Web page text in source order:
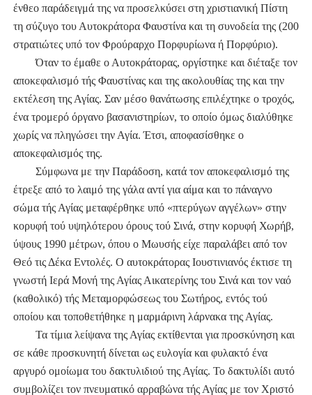
ένθεο παράδειγμά της να προσελκύσει στη χριστιανική Πίστη
τη σύζυγο του Αυτοκράτορα Φαυστίνα και τη συνοδεία της (200
στρατιώτες υπό τον Φρούραρχο Πορφυρίωνα ή Πορφύριο).
Όταν το έμαθε ο Αυτοκράτορας, οργίστηκε και διέταξε τον
αποκεφαλισμό τής Φαυστίνας και της ακολουθίας της και την
εκτέλεση της Αγίας. Σαν μέσο θανάτωσης επιλέχτηκε ο τροχός,
ένα τρομερό όργανο βασανιστηρίων, το οποίο όμως διαλύθηκε
χωρίς να πληγώσει την Αγία. Έτσι, αποφασίσθηκε ο
αποκεφαλισμός της.
Σύμφωνα με την Παράδοση, κατά τον αποκεφαλισμό της
έτρεξε από το λαιμό της γάλα αντί για αίμα και το πάναγνο
σώμα τής Αγίας μεταφέρθηκε υπό «πτερύγων αγγέλων» στην
κορυφή τού υψηλότερου όρους τού Σινά, στην κορυφή Χωρήβ,
ύψους 1990 μέτρων, όπου ο Μωυσής είχε παραλάβει από τον
Θεό τις Δέκα Εντολές. Ο αυτοκράτορας Ιουστινιανός έκτισε τη
γνωστή Ιερά Μονή της Αγίας Αικατερίνης του Σινά και τον ναό
(καθολικό) τής Μεταμορφώσεως του Σωτήρος, εντός τού
οποίου και τοποθετήθηκε η μαρμάρινη λάρνακα της Αγίας.
Τα τίμια λείψανα της Αγίας εκτίθενται για προσκύνηση και
σε κάθε προσκυνητή δίνεται ως ευλογία και φυλακτό ένα
αργυρό ομοίωμα του δακτυλιδιού της Αγίας. Το δακτυλίδι αυτό
συμβολίζει τον πνευματικό αρραβώνα τής Αγίας με τον Χριστό